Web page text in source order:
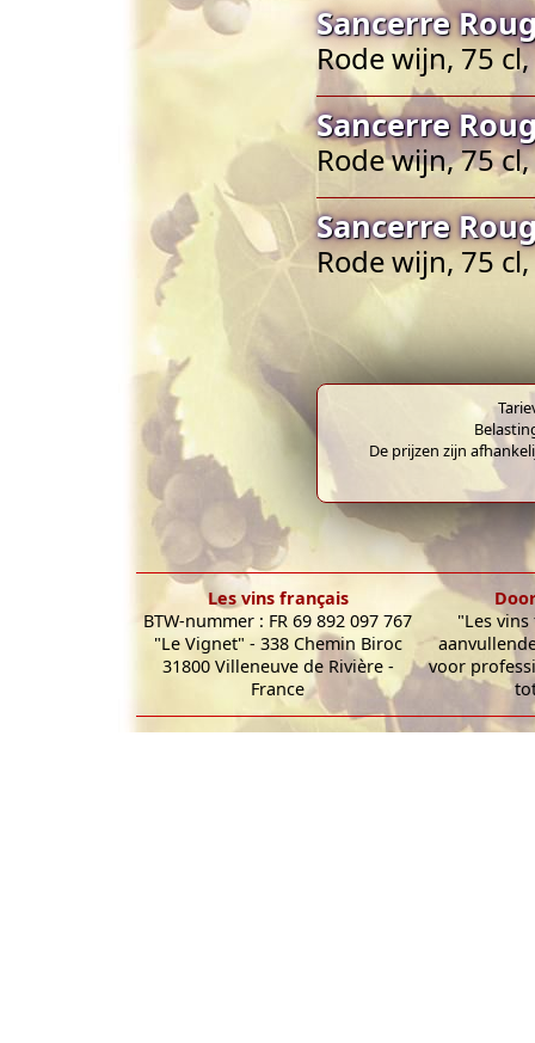
Sancerre
Rode wijn, 75
Sancerre
Rode wijn, 75
Sancerre
Rode wijn, 75
De prijzen zijn
Les vins français
BTW-nummer : FR 69 892 097 767
"Le Vignet" - 338 Chemin Biroc
31800 Villeneuve de Rivière -
France
"Les
voor